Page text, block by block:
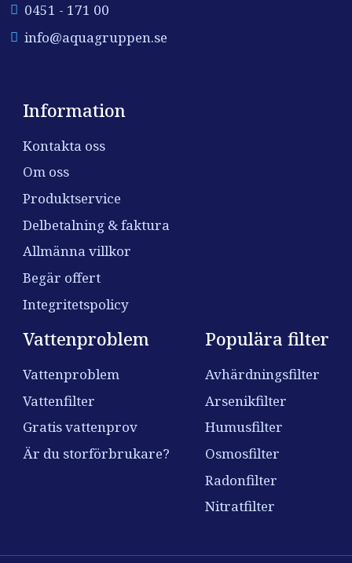
0451 - 171 00
info@aquagruppen.se
Information
Kontakta oss
Om oss
Produktservice
Delbetalning & faktura
Allmänna villkor
Begär offert
Integritetspolicy
Vattenproblem
Vattenproblem
Vattenfilter
Gratis vattenprov
Är du storförbrukare?
Populära filter
Avhärdningsfilter
Arsenikfilter
Humusfilter
Osmosfilter
Radonfilter
Nitratfilter